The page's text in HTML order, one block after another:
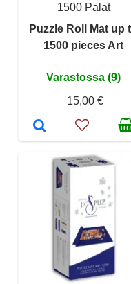
1500 Palat
Puzzle Roll Mat up
1500 pieces Art
Varastossa (9)
15,00 €